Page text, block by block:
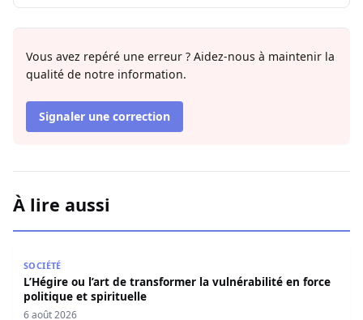
Vous avez repéré une erreur ? Aidez-nous à maintenir la
qualité de notre information.
Signaler une correction
À lire aussi
SOCIÉTÉ
L’Hégire ou l’art de transformer la vulnérabilité en force
politique et spirituelle
6 août 2026